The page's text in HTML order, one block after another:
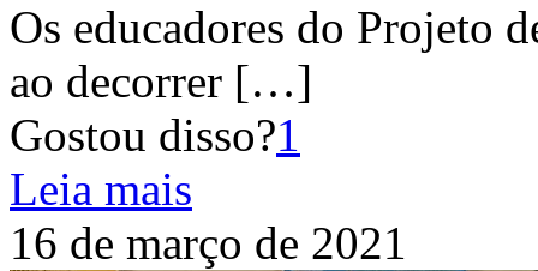
Os educadores do Projeto
ao decorrer […]
Gostou disso?1
Leia mais
16 de março de 2021